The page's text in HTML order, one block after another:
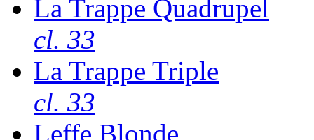
La Trappe Quadrupel
cl. 33
La Trappe Triple
cl. 33
Leffe Blonde